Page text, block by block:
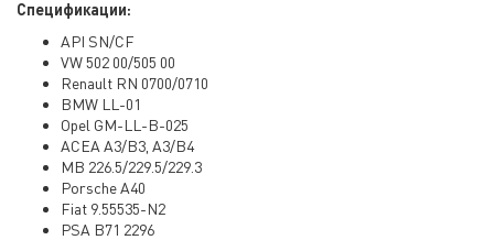
Спецификации:
API SN/CF
VW 502 00/505 00
Renault RN 0700/0710
BMW LL-01
Opel GM-LL-B-025
ACEA A3/B3, A3/B4
MB 226.5/229.5/229.3
Porsche A40
Fiat 9.55535-N2
PSA B71 2296